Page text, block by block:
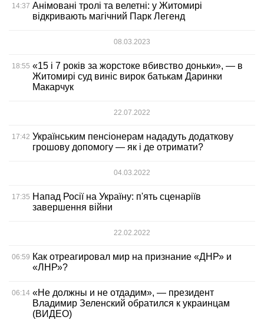
14:37 Анімовані тролі та велетні: у Житомирі
відкривають магічний Парк Легенд
08.03.2023
18:55 «15 і 7 років за жорстоке вбивство доньки», — в
Житомирі суд виніс вирок батькам Даринки
Макарчук
22.07.2022
17:42 Українським пенсіонерам нададуть додаткову
грошову допомогу — як і де отримати?
04.03.2022
17:35 Напад Росії на Україну: п'ять сценаріїв
завершення війни
22.02.2022
06:59 Как отреагировал мир на признание «ДНР» и
«ЛНР»?
06:14 «Не должны и не отдадим», — президент
Владимир Зеленский обратился к украинцам
(ВИДЕО)